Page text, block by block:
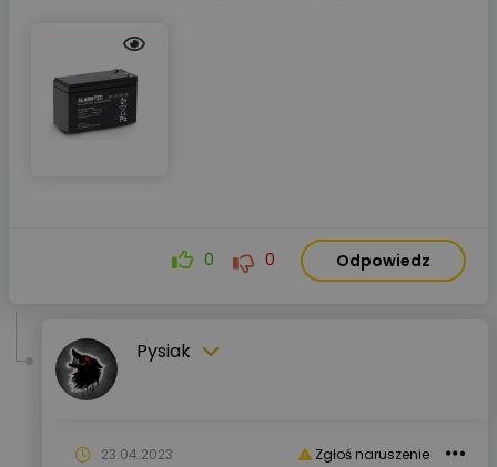
0 0 Odpowiedz
Pysiak
Zgłoś naruszenie
23.04.2023